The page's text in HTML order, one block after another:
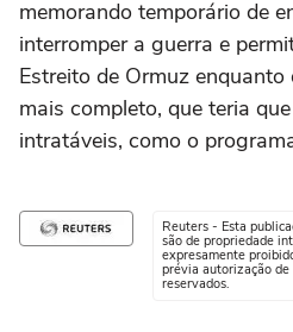
memorando temporário de
interromper a ⁠guerra e
Estreito de Ormuz
mais completo, que teria
intratáveis, como o
Reuters - Esta
são de propriedade
expresamente
prévia autorização
reservados.